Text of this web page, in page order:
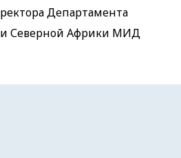
Департамента
и Северной Африки МИД